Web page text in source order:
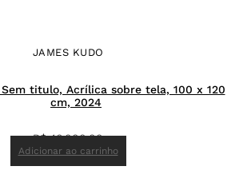
JAMES KUDO
titulo, Acrílica sobre tela, 100 x 120
cm, 2024
R$46.000,00
Adicionar ao carrinho